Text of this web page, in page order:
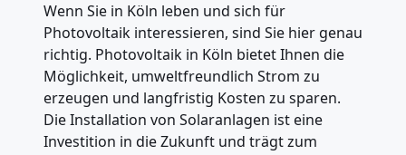
Wenn Sie in Köln leben und sich für
Photovoltaik interessieren, sind Sie hier genau
richtig. Photovoltaik in Köln bietet Ihnen die
Möglichkeit, umweltfreundlich Strom zu
erzeugen und langfristig Kosten zu sparen.
Die Installation von Solaranlagen ist eine
Investition in die Zukunft und trägt zum